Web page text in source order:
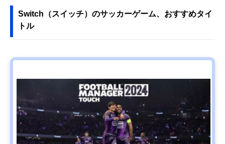
ださい。
Switch（スイッチ）のサッカーゲーム、おすすめタイ
トル